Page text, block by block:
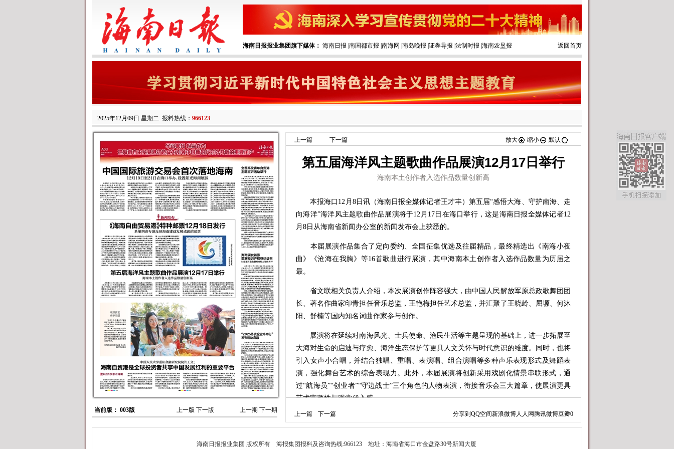
海南日报报业集团旗下媒体： 海南日报 南国都市报 南海网 南岛晚报 证券导报 法制时报 海南农垦报 返回首页
2025年12月09日 星期二 报料热线： 966123
当前版： 003版 上一版 下一版 上一期 下一期
上一篇 下一篇 放大 缩小 默认
第五届海洋风主题歌曲作品展演12月17日举行
海南本土创作者入选作品数量创新高
本报海口12月8日讯（海南日报全媒体记者王才丰）第五届“感悟大海、守护南海、走
向海洋”海洋风主题歌曲作品展演将于12月17日在海口举行，这是海南日报全媒体记者12
月8日从海南省新闻办公室的新闻发布会上获悉的。
本届展演作品集合了定向委约、全国征集优选及往届精品，最终精选出《南海小夜
曲》《沧海在我胸》等16首歌曲进行展演，其中海南本土创作者入选作品数量为历届之
最。
省文联相关负责人介绍，本次展演创作阵容强大，由中国人民解放军原总政歌舞团团
长、著名作曲家印青担任音乐总监，王艳梅担任艺术总监，并汇聚了王晓岭、屈塬、何沐
阳、舒楠等国内知名词曲作家参与创作。
展演将在延续对南海风光、士兵使命、渔民生活等主题呈现的基础上，进一步拓展至
大海对生命的启迪与疗愈、海洋生态保护等更具人文关怀与时代意识的维度。同时，也将
引入女声小合唱，并结合独唱、重唱、表演唱、组合演唱等多种声乐表现形式及舞蹈表
演，强化舞台艺术的综合表现力。此外，本届展演将创新采用戏剧化情景串联形式，通
过“航海员”“创业者”“守边战士”三个角色的人物表演，衔接音乐会三大篇章，使展演更具
艺术完整性与观赏代入感。
据了解，海洋风主题歌曲创作活动自启动以来，已成功举办4届。
上一篇 下一篇 分享到 QQ空间新浪微博人人网 腾讯微博豆瓣0